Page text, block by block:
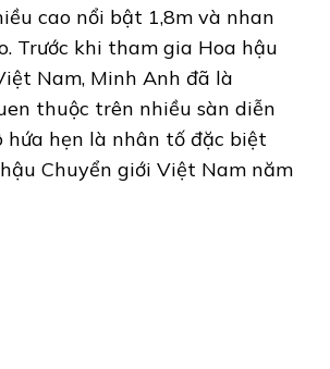
cao nổi bật 1,8m và nhan
Trước khi tham gia Hoa hậu
Nam, Minh Anh đã là
thuộc trên nhiều sàn diễn
hứa hẹn là nhân tố đặc biệt
Chuyển giới Việt Nam năm